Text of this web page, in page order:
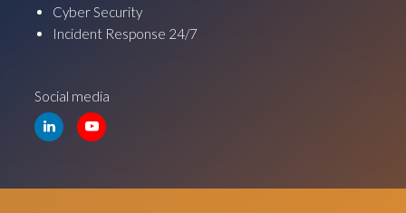
Cyber Security
Incident Response 24/7
Social media